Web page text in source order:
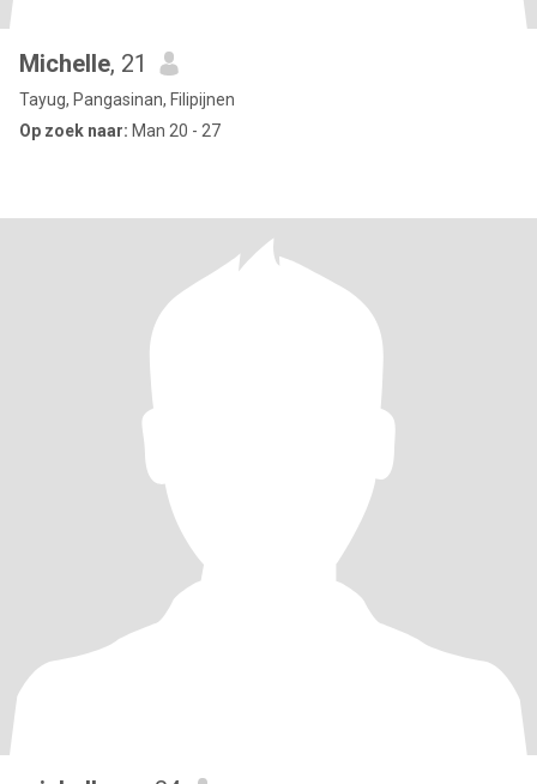
Michelle, 21
Tayug, Pangasinan, Filipijnen
Op zoek naar: Man 20 - 27